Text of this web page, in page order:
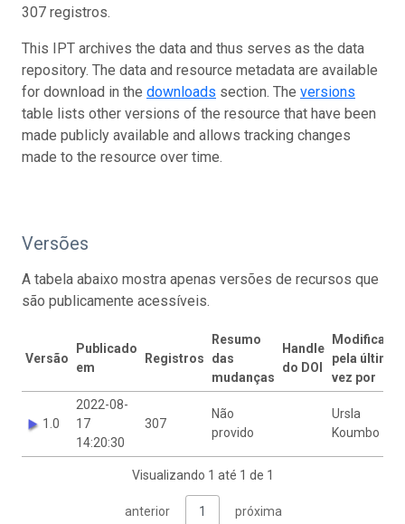
307 registros.
This IPT archives the data and thus serves as the data
repository. The data and resource metadata are available
for download in the downloads section. The versions
table lists other versions of the resource that have been
made publicly available and allows tracking changes
made to the resource over time.
Versões
A tabela abaixo mostra apenas versões de recursos que
são publicamente acessíveis.
Versão
Publicado
em
Registros
Resumo
das
mudanças
Handle
do DOI
Modificado
pela última
vez por
1.0
2022-08-
17
14:20:30
307
Não
provido
Ursla
Koumbo
Visualizando 1 até 1 de 1
anterior 1 próxima